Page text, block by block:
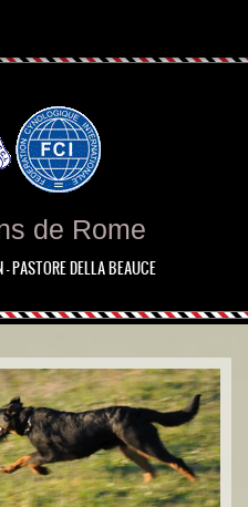
de Rome
PASTORE DELLA BEAUCE